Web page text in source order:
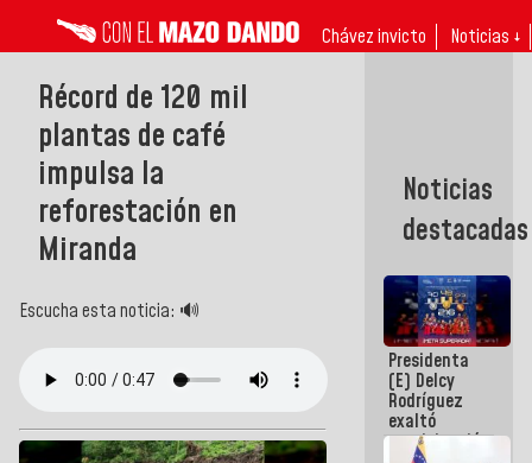
Chávez invicto Noticias ↓
Récord de 120 mil
plantas de café
impulsa la
reforestación en
Miranda
Escucha esta noticia: 🔊
Noticias
destacadas
Presidenta
(E) Delcy
Rodríguez
exaltó
participación